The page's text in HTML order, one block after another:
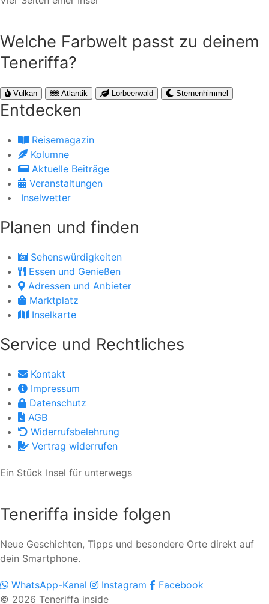
Welche Farbwelt passt zu deinem
Teneriffa?
Vulkan Atlantik Lorbeerwald Sternenhimmel
Entdecken
Reisemagazin
Kolumne
Aktuelle Beiträge
Veranstaltungen
Inselwetter
Planen und finden
Sehenswürdigkeiten
Essen und Genießen
Adressen und Anbieter
Marktplatz
Inselkarte
Service und Rechtliches
Kontakt
Impressum
Datenschutz
AGB
Widerrufsbelehrung
Vertrag widerrufen
Ein Stück Insel für unterwegs
Teneriffa inside folgen
Neue Geschichten, Tipps und besondere Orte direkt auf
dein Smartphone.
WhatsApp-Kanal Instagram
Facebook
© 2026 Teneriffa inside